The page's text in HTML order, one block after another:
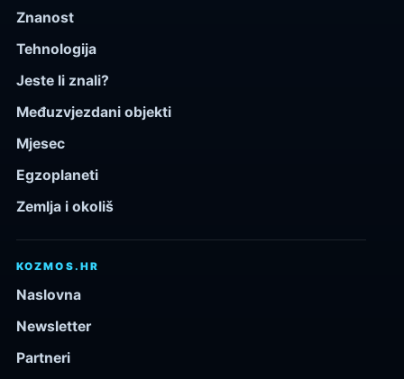
Znanost
Tehnologija
Jeste li znali?
Međuzvjezdani objekti
Mjesec
Egzoplaneti
Zemlja i okoliš
KOZMOS.HR
Naslovna
Newsletter
Partneri